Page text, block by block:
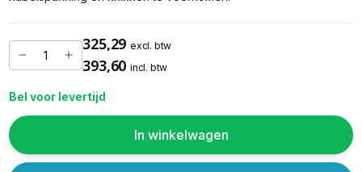
325,29 excl. btw
393,60 incl. btw
Bel voor levertijd
In winkelwagen